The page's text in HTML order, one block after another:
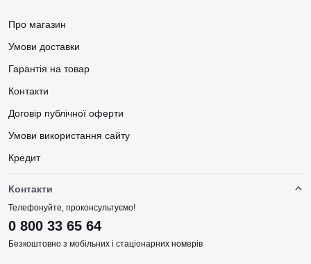
Про магазин
Умови доставки
Гарантія на товар
Контакти
Договір публічної оферти
Умови використання сайту
Кредит
Контакти
Телефонуйте, проконсультуємо!
0 800 33 65 64
Безкоштовно з мобільних і стаціонарних номерів